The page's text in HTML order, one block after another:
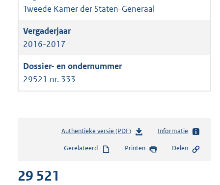
Tweede Kamer der Staten-Generaal
2016-2017
29521 nr. 333
Authentieke versie (PDF)b
s
Informatie
Gerelateerd Printen Delen
29 521